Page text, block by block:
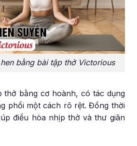
bằng bài tập thở Victorious
thở bằng cơ hoành, có tác dụng
phổi một cách rõ rệt. Đồng thời
điều hòa nhịp thở và thư giãn